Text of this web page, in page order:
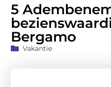
5
Bergamo
Vakantie